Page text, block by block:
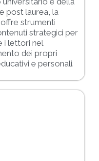
post laurea, la
strumenti
strategici per
i lettori nel
dei propri
e personali.